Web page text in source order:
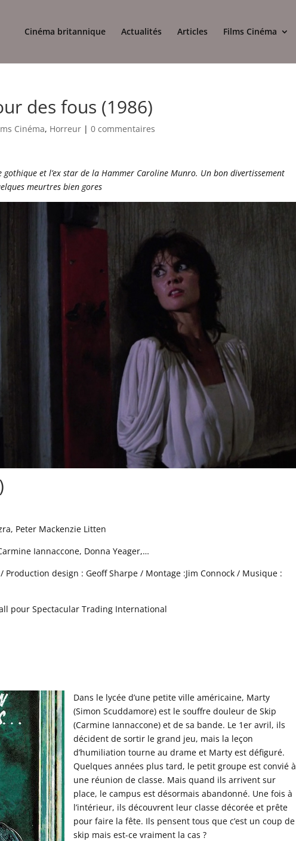
Cinéma britannique Actualités Articles Films Cinéma
des fous (1986)
Cinéma, Horreur |0 commentaires
gothique et l’ex star de la Hammer Caroline Munro. Un bon divertissement
meurtres bien gores
Peter Mackenzie Litten
Iannaccone, Donna Yeager,…
design : Geoff Sharpe / Montage :Jim Connock / Musique :
pour Spectacular Trading International
Dans le lycée d’une petite ville américaine, Marty
(Simon Scuddamore) est le souffre douleur de Skip
(Carmine Iannaccone) et de sa bande. Le 1er avril, ils
décident de sortir le grand jeu, mais la leçon
d’humiliation tourne au drame et Marty est défiguré.
Quelques années plus tard, le petit groupe est convié à
une réunion de classe. Mais quand ils arrivent sur
place, le campus est désormais abandonné. Une fois à
l’intérieur, ils découvrent leur classe décorée et prête
pour faire la fête. Ils pensent tous que c’est un coup de
skip mais est-ce vraiment la cas ?